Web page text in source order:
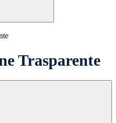
Trasparente